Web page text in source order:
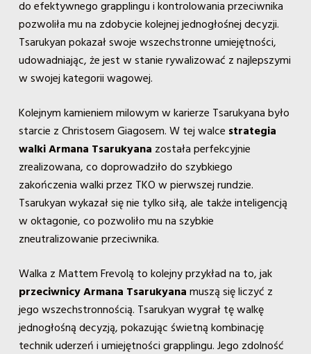
do efektywnego grapplingu i kontrolowania przeciwnika
pozwoliła mu na zdobycie kolejnej jednogłośnej decyzji.
Tsarukyan pokazał swoje wszechstronne umiejętności,
udowadniając, że jest w stanie rywalizować z najlepszymi
w swojej kategorii wagowej.
Kolejnym kamieniem milowym w karierze Tsarukyana było
starcie z Christosem Giagosem. W tej walce strategia
walki Armana Tsarukyana została perfekcyjnie
zrealizowana, co doprowadziło do szybkiego
zakończenia walki przez TKO w pierwszej rundzie.
Tsarukyan wykazał się nie tylko siłą, ale także inteligencją
w oktagonie, co pozwoliło mu na szybkie
zneutralizowanie przeciwnika.
Walka z Mattem Frevolą to kolejny przykład na to, jak
przeciwnicy Armana Tsarukyana muszą się liczyć z
jego wszechstronnością. Tsarukyan wygrał tę walkę
jednogłośną decyzją, pokazując świetną kombinację
technik uderzeń i umiejętności grapplingu. Jego zdolność